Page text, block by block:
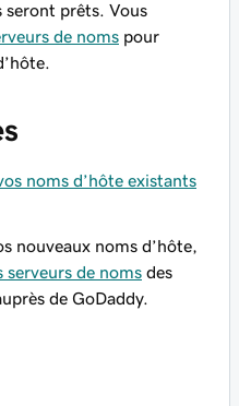
seront prêts. Vous
de noms pour
noms d’hôte existants
nouveaux noms d’hôte,
serveurs de noms des
de GoDaddy.